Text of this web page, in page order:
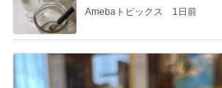
Amebaトピックス 1日前